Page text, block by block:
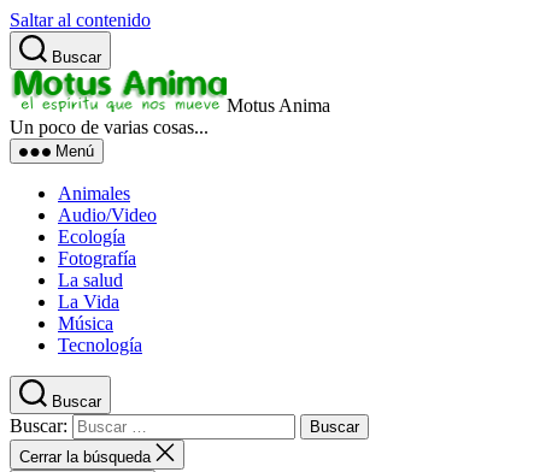
Saltar al contenido
Buscar
Motus Anima
Un poco de varias cosas...
Menú
Animales
Audio/Video
Ecología
Fotografía
La salud
La Vida
Música
Tecnología
Buscar
Buscar:
Cerrar la búsqueda